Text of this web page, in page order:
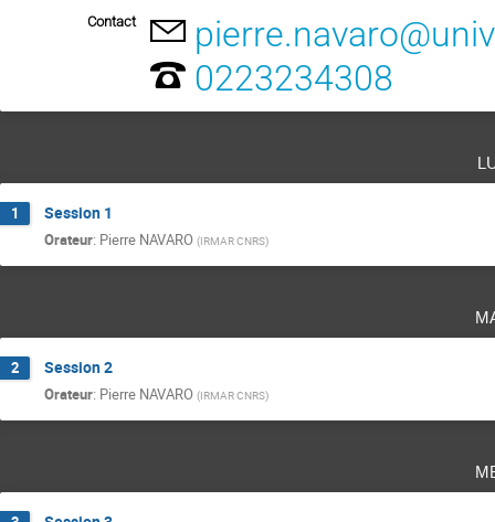
Contact
0223234308
1 Session 1
Orateur: Pierre NAVARO (IRMAR CNRS)
2 Session 2
Orateur: Pierre NAVARO (IRMAR CNRS)